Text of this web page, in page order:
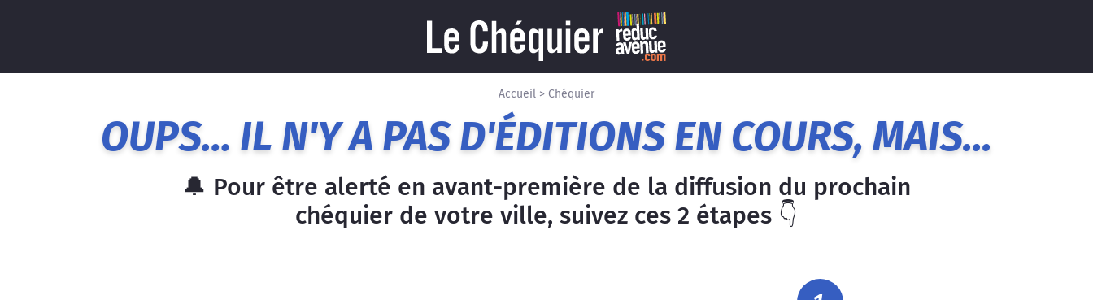
Accueil > Chéquier
OUPS… IL N'Y A PAS D'ÉDITIONS EN COURS, MAIS...
🔔 Pour être alerté en avant-première de la diffusion du prochain
chéquier de votre ville, suivez ces 2 étapes 👇